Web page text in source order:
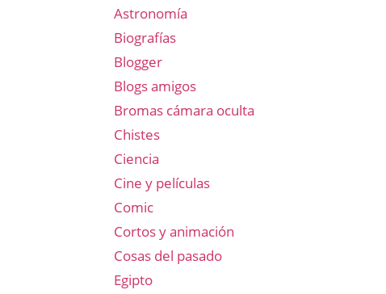
Astronomía
Biografías
Blogger
Blogs amigos
Bromas cámara oculta
Chistes
Ciencia
Cine y películas
Comic
Cortos y animación
Cosas del pasado
Egipto